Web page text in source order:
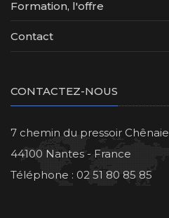
Formation, l'offre
Contact
CONTACTEZ-NOUS
7 chemin du pressoir Chênaie
44100 Nantes - France
Téléphone : 02 51 80 85 85